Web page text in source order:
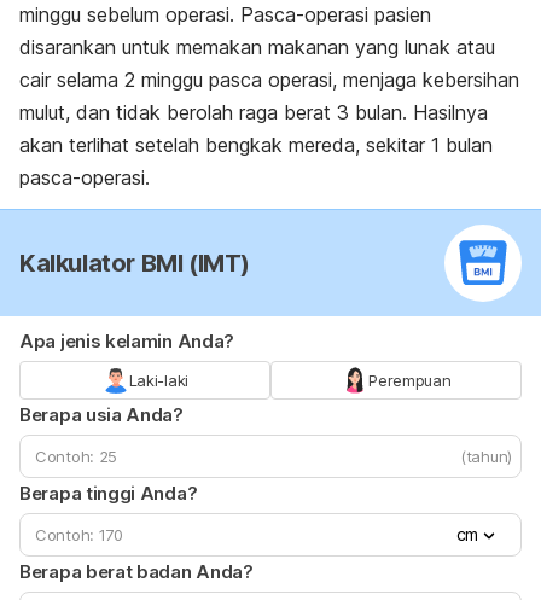
minggu sebelum operasi. Pasca-operasi pasien
disarankan untuk memakan makanan yang lunak atau
cair selama 2 minggu pasca operasi, menjaga kebersihan
mulut, dan tidak berolah raga berat 3 bulan. Hasilnya
akan terlihat setelah bengkak mereda, sekitar 1 bulan
pasca-operasi.
Kalkulator BMI (IMT)
Apa jenis kelamin Anda?
Laki-laki Perempuan
Berapa usia Anda?
(tahun)
Berapa tinggi Anda?
cm
Berapa berat badan Anda?